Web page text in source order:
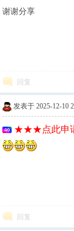
谢谢分享
回复
发表于 2025-12-10
★★★点此申请
回复